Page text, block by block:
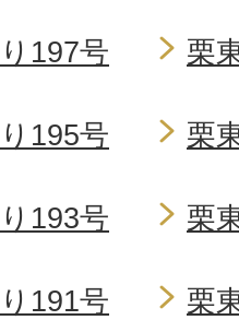
197号 栗
195号 栗
193号 栗
191号 栗